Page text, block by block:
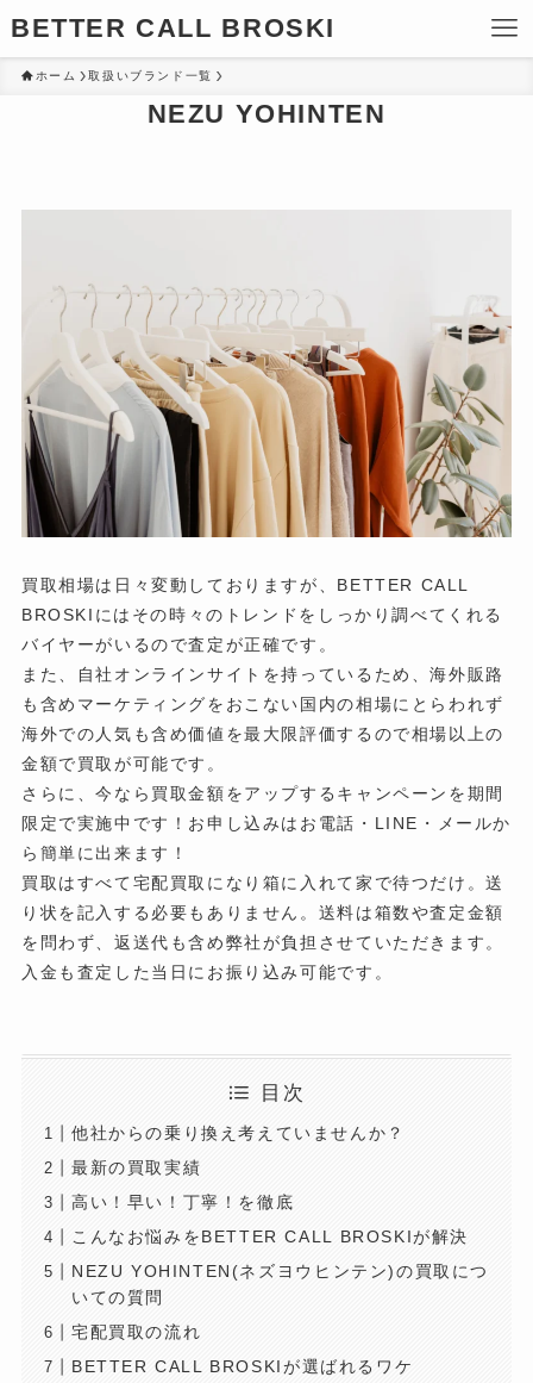
BETTER CALL BROSKI
ホーム 取扱いブランド一覧
NEZU YOHINTEN
買取相場は日々変動しておりますが、BETTER CALL
BROSKIにはその時々のトレンドをしっかり調べてくれる
バイヤーがいるので査定が正確です。
また、自社オンラインサイトを持っているため、海外販路
も含めマーケティングをおこない国内の相場にとらわれず
海外での人気も含め価値を最大限評価するので相場以上の
金額で買取が可能です。
さらに、今なら買取金額をアップするキャンペーンを期間
限定で実施中です！お申し込みはお電話・LINE・メールか
ら簡単に出来ます！
買取はすべて宅配買取になり箱に入れて家で待つだけ。送
り状を記入する必要もありません。送料は箱数や査定金額
を問わず、返送代も含め弊社が負担させていただきます。
入金も査定した当日にお振り込み可能です。
目次
他社からの乗り換え考えていませんか？
最新の買取実績
高い！早い！丁寧！を徹底
こんなお悩みをBETTER CALL BROSKIが解決
NEZU YOHINTEN(ネズヨウヒンテン)の買取につ
いての質問
宅配買取の流れ
BETTER CALL BROSKIが選ばれるワケ